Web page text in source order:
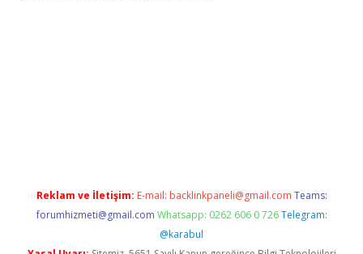
Reklam ve İletişim: E-mail: backlinkpaneli@gmail.com Teams:
forumhizmeti@gmail.com Whatsapp: 0262 606 0 726 Telegram:
@karabul